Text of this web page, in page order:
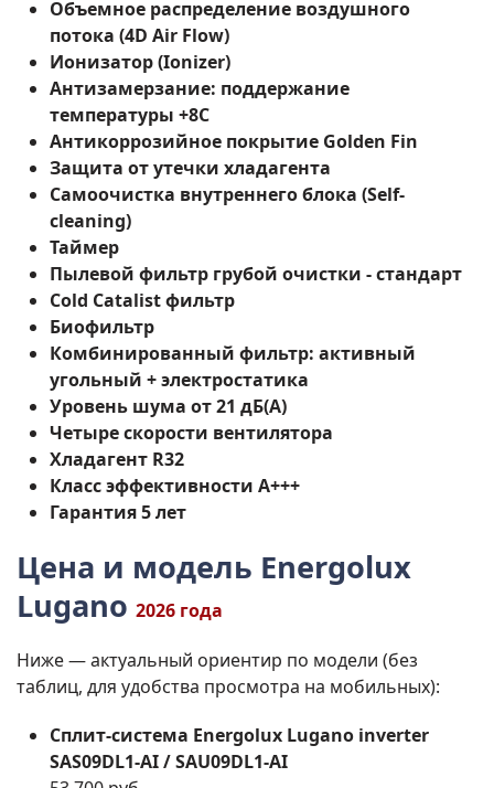
Объемное распределение воздушного
потока (4D Air Flow)
Ионизатор (Ionizer)
Антизамерзание: поддержание
температуры +8C
Антикоррозийное покрытие Golden Fin
Защита от утечки хладагента
Самоочистка внутреннего блока (Self-
cleaning)
Таймер
Пылевой фильтр грубой очистки - стандарт
Cold Catalist фильтр
Биофильтр
Комбинированный фильтр: активный
угольный + электростатика
Уровень шума от 21 дБ(А)
Четыре скорости вентилятора
Хладагент R32
Класс эффективности A+++
Гарантия 5 лет
Цена и модель Energolux
Lugano 2026 года
Ниже — актуальный ориентир по модели (без
таблиц, для удобства просмотра на мобильных):
Сплит-система Energolux Lugano inverter
SAS09DL1-AI / SAU09DL1-AI